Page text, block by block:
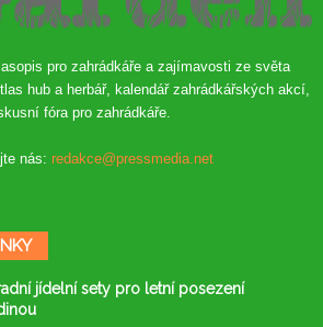
pro zahrádkáře a zajímavosti ze světa
hub a herbář, kalendář zahrádkářských akcí,
fóra pro zahrádkáře.
nás: redakce@pressmedia.net
jídelní sety pro letní posezení